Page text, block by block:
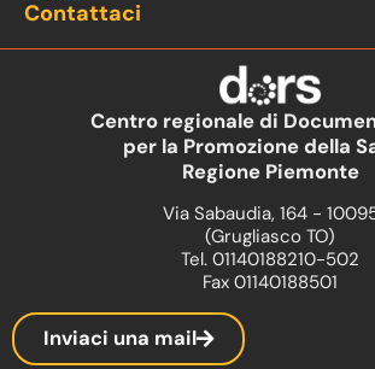
Contattaci
Centro regionale di
per la Promozione della
Regione Piemonte
Via Sabaudia, 164 -
(Grugliasco TO)
Tel. 01140188210-502
Fax 01140188501
Inviaci una mail